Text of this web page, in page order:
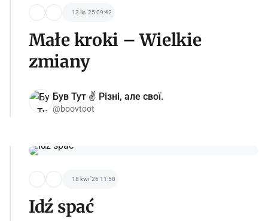
13 lis '25 09:42
Małe kroki – Wielkie
zmiany
Був Тут ✌️ Різні, але свої.
@boovtoot
18 kwi '26 11:58
Idź spać